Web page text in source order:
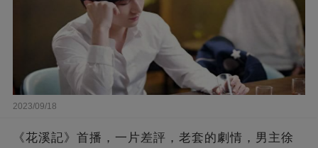
2023/09/18
《花溪記》首播，一片差評，老套的劇情，男主徐